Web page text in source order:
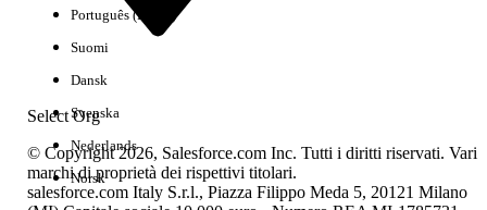
Nessun risultato
Select Org
Português (Brasil)
Suomi
Dansk
Svenska
Nederlands
Norsk
© Copyright 2026, Salesforce.com Inc. Tutti i diritti riservati. Vari
marchi di proprietà dei rispettivi titolari.
salesforce.com Italy S.r.l., Piazza Filippo Meda 5, 20121 Milano